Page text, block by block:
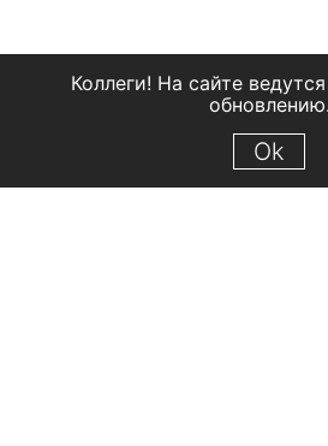
Коллеги! На сайте
обновлению.
Ok